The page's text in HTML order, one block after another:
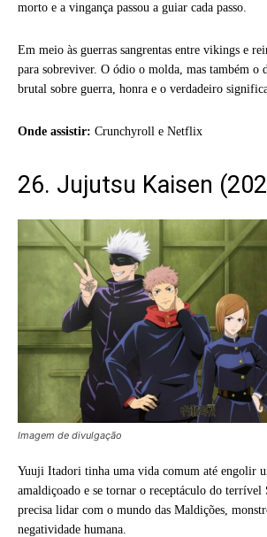
morto e a vingança passou a guiar cada passo.
Em meio às guerras sangrentas entre vikings e
para sobreviver. O ódio o molda, mas também o
brutal sobre guerra, honra e o verdadeiro
Onde assistir: Crunchyroll e Netflix
26. Jujutsu Kaisen
Imagem de divulgação
Yuuji Itadori tinha uma vida comum até engolir
amaldiçoado e se tornar o receptáculo do terrível
precisa lidar com o mundo das Maldições,
negatividade humana.